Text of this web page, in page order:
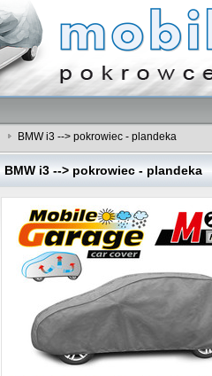
BMW i3 --> pokrowiec - plandeka
BMW i3 --> pokrowiec - plandeka